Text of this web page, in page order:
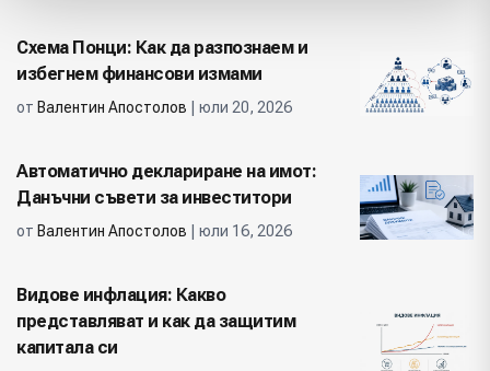
Схема Понци: Как да разпознаем и
избегнем финансови измами
от Валентин Апостолов | юли 20, 2026
Автоматично деклариране на имот:
Данъчни съвети за инвеститори
от Валентин Апостолов | юли 16, 2026
Видове инфлация: Какво
представляват и как да защитим
капитала си